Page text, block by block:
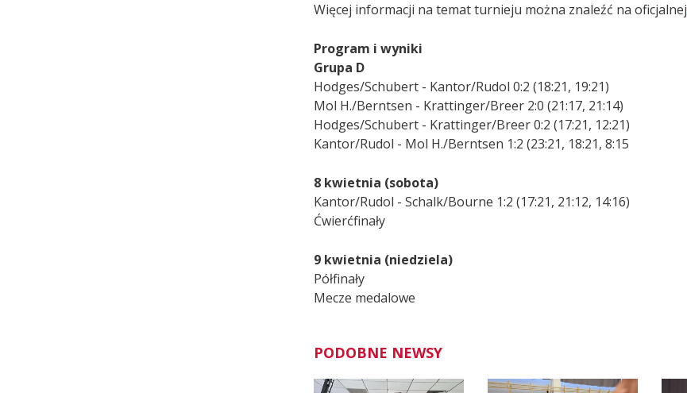
Więcej informacji na temat turnieju można znaleźć na oficjalnej
Program i wyniki
Grupa D
Hodges/Schubert - Kantor/Rudol 0:2 (18:21, 19:21)
Mol H./Berntsen - Krattinger/Breer 2:0 (21:17, 21:14)
Hodges/Schubert - Krattinger/Breer 0:2 (17:21, 12:21)
Kantor/Rudol - Mol H./Berntsen 1:2 (23:21, 18:21, 8:15
8 kwietnia (sobota)
Kantor/Rudol - Schalk/Bourne 1:2 (17:21, 21:12, 14:16)
Ćwierćfinały
9 kwietnia (niedziela)
Półfinały
Mecze medalowe
PODOBNE NEWSY